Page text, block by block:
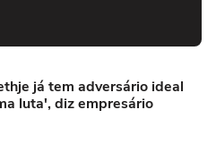
já tem adversário ideal
luta', diz empresário